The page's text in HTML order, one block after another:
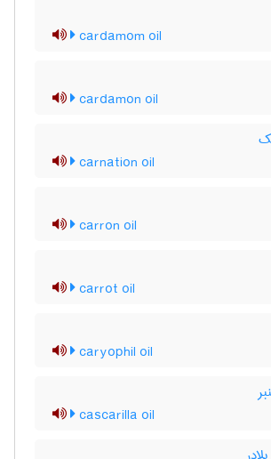
cardamom oil
cardamon oil
carnation oil
carron oil
carrot oil
caryophil oil
cascarilla oil